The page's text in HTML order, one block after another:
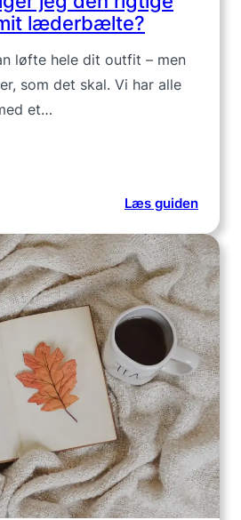
læderbælte?
løfte hele dit outfit – men
som det skal. Vi har alle
et…
Læs guiden:
jeg
den
rigtige
til
mit